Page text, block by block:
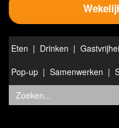
Eten Drinken
Pop-up
Samenwerken